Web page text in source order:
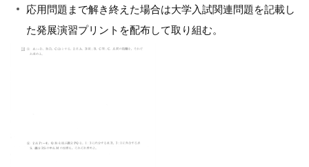
応用問題まで解き終えた場合は大学入試関連問題を記載し
た発展演習プリントを配布して取り組む。